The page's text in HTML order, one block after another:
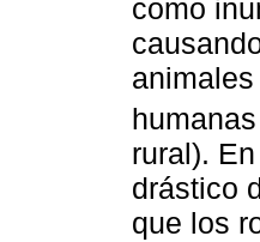
como
humanas
rural).
drástico
que los